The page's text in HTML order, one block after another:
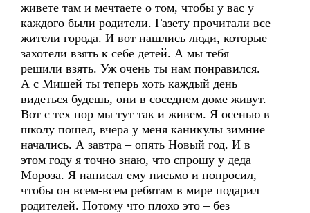
живете там и мечтаете о том, чтобы у вас у
каждого были родители. Газету прочитали все
жители города. И вот нашлись люди, которые
захотели взять к себе детей. А мы тебя
решили взять. Уж очень ты нам понравился.
А с Мишей ты теперь хоть каждый день
видеться будешь, они в соседнем доме живут.
Вот с тех пор мы тут так и живем. Я осенью в
школу пошел, вчера у меня каникулы зимние
начались. А завтра – опять Новый год. И в
этом году я точно знаю, что спрошу у деда
Мороза. Я написал ему письмо и попросил,
чтобы он всем-всем ребятам в мире подарил
родителей. Потому что плохо это – без